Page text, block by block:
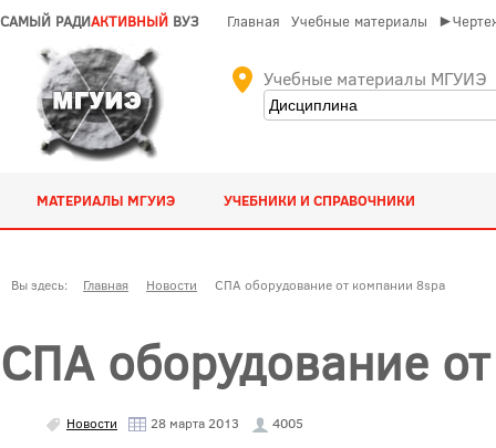
САМЫЙ РАДИАКТИВНЫЙ ВУЗ Главная Учебные материалы
Учебные материалы МГУИЭ
МАТЕРИАЛЫ МГУИЭ УЧЕБНИКИ И СПРАВОЧНИКИ
Вы здесь: Главная Новости СПА оборудование от компании 8spa
СПА оборудование
Новости 28 марта 2013 4005